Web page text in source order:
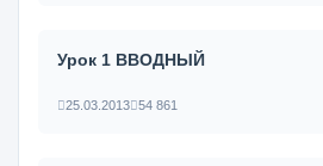
Урок 1 ВВОДНЫЙ
25.03.2013 54 861